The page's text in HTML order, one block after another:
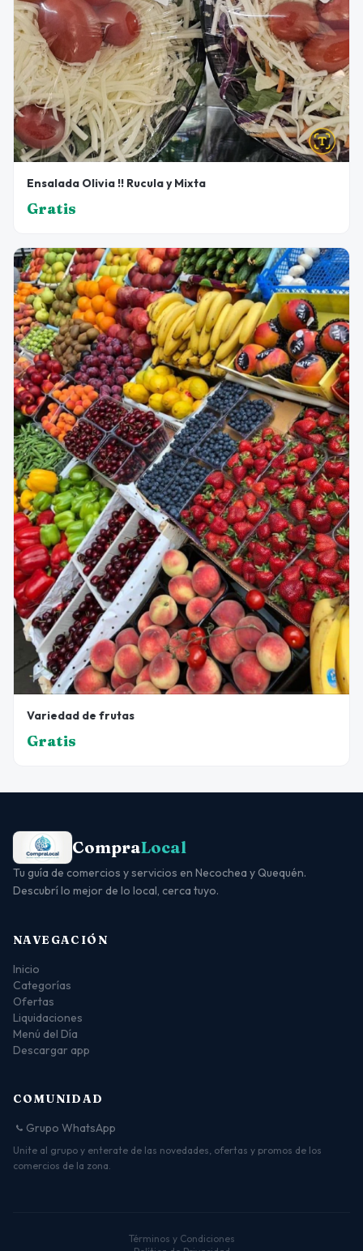
Ensalada Olivia !! Rucula y Mixta
Gratis
Variedad de frutas
Gratis
CompraLocal
Tu guía de comercios y servicios en Necochea y Quequén.
Descubrí lo mejor de lo local, cerca tuyo.
NAVEGACIÓN
Inicio
Categorías
Ofertas
Liquidaciones
Menú del Día
Descargar app
COMUNIDAD
Grupo WhatsApp
Unite al grupo y enterate de las novedades, ofertas y promos de los
comercios de la zona.
Términos y Condiciones